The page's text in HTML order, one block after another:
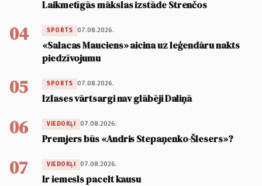
Laikmetīgās mākslas izstāde Strenčos
04 SPORTS 07.08.2026.
«Salacas Mauciens» aicina uz leģendāru nakts
piedzīvojumu
05 SPORTS 07.08.2026.
Izlases vārtsargi nav glābēji Daliņā
06 VIEDOKĻI 07.08.2026.
Premjers būs «Andris Stepaņenko-Šlesers»?
07 VIEDOKĻI 07.08.2026.
Ir iemesls pacelt kausu